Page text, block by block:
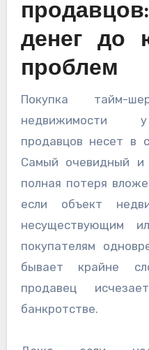
денег до
проблем
Покупка тайм-
недвижимости у
продавцов несет в
Самый очевидный
полная потеря
если объект
несуществующим
покупателям
бывает крайне
продавец
банкротстве.